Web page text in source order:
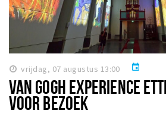
vrijdag, 07 augustus 13:00 event
VAN GOGH EXPERIENCE
VOOR BEZOEK